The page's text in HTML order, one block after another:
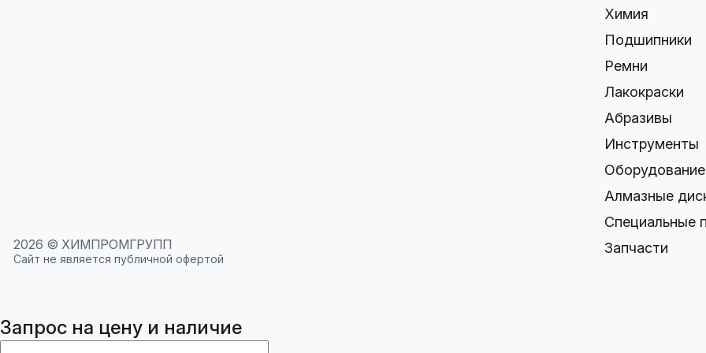
2026 © ХИМПРОМГРУПП
Сайт не является публичной офертой
Химия
Подшипники
Ремни
Лакокраски
Абразивы
Инструменты
Оборудование
Алмазные
Специальные
Запчасти
Запрос на цену и наличие